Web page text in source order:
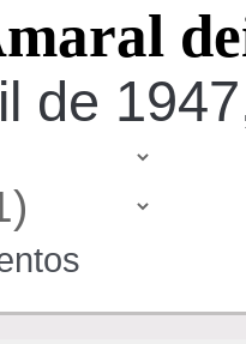
de